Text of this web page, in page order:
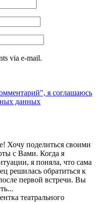
via e-mail.
я соглашаюсь
данных
Хочу поделиться своими
с Вами. Когда я
я поняла, что сама
решилась обратиться к
первой встречи. Вы
театрального